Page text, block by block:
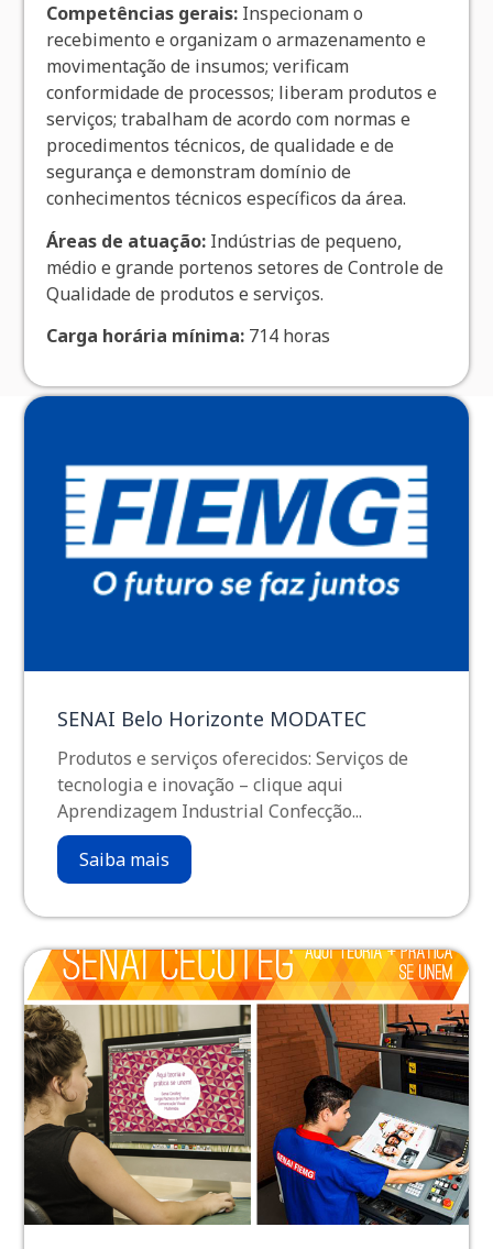
Competências gerais: Inspecionam o
recebimento e organizam o armazenamento e
movimentação de insumos; verificam
conformidade de processos; liberam produtos e
serviços; trabalham de acordo com normas e
procedimentos técnicos, de qualidade e de
segurança e demonstram domínio de
conhecimentos técnicos específicos da área.
Áreas de atuação: Indústrias de pequeno,
médio e grande portenos setores de Controle de
Qualidade de produtos e serviços.
Carga horária mínima: 714 horas
SENAI Belo Horizonte MODATEC
Produtos e serviços oferecidos: Serviços de
tecnologia e inovação – clique aqui
Aprendizagem Industrial Confecção...
Saiba mais